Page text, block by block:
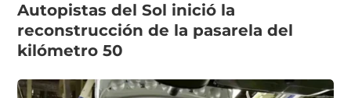
Autopistas del Sol inició la
reconstrucción de la pasarela del
kilómetro 50